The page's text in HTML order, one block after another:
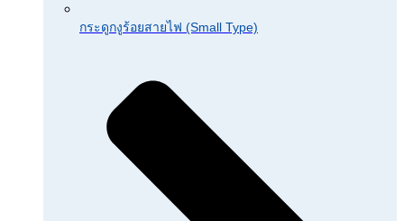
กระดูกงูร้อยสายไฟ (Small Type)